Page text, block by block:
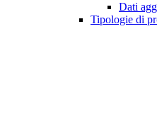
Dati
Tipologie di